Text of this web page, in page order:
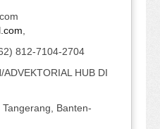
812-7104-2704
ADVEKTORIAL HUB DI
Banten-